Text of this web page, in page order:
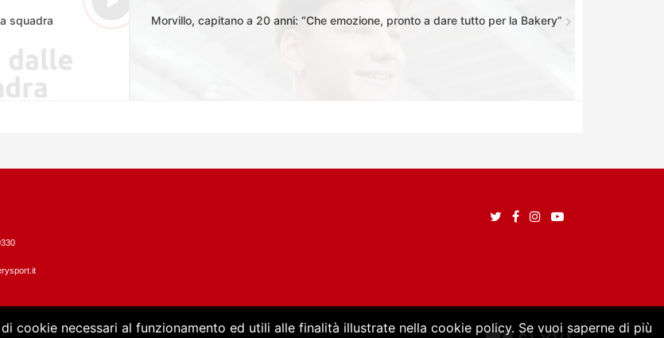
squadra Morvillo, capitano a 20 anni: “Che emozione, pronto a dare tutto per la Bakery”
cookie necessari al funzionamento ed utili alle finalità illustrate nella cookie policy. Se vuoi saperne di più